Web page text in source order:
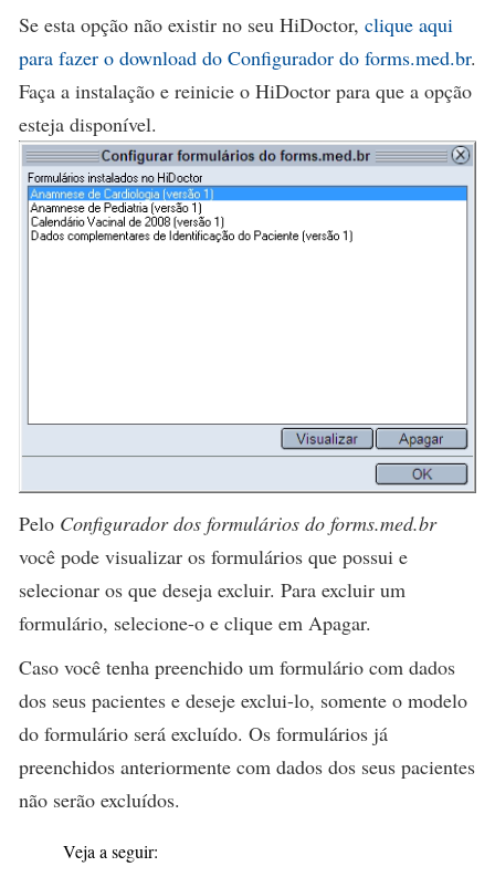
Se esta opção não existir no seu HiDoctor, clique aqui
para fazer o download do Configurador do forms.med.br.
Faça a instalação e reinicie o HiDoctor para que a opção
esteja disponível.
Pelo Configurador dos formulários do forms.med.br
você pode visualizar os formulários que possui e
selecionar os que deseja excluir. Para excluir um
formulário, selecione-o e clique em Apagar.
Caso você tenha preenchido um formulário com dados
dos seus pacientes e deseje exclui-lo, somente o modelo
do formulário será excluído. Os formulários já
preenchidos anteriormente com dados dos seus pacientes
não serão excluídos.
Veja a seguir: